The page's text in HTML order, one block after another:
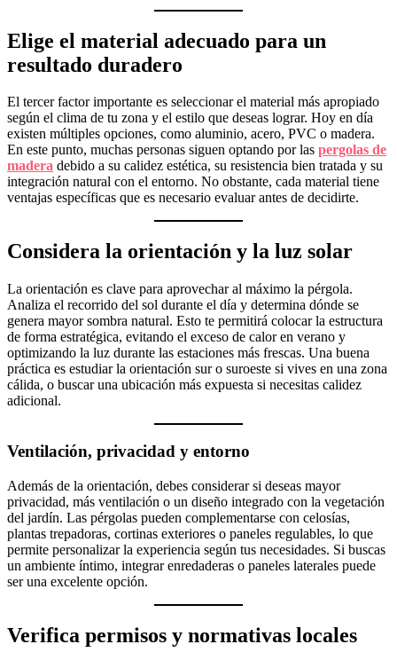
Elige el material adecuado para un
resultado duradero
El tercer factor importante es seleccionar el material más apropiado
según el clima de tu zona y el estilo que deseas lograr. Hoy en día
existen múltiples opciones, como aluminio, acero, PVC o madera.
En este punto, muchas personas siguen optando por las pergolas de
madera debido a su calidez estética, su resistencia bien tratada y su
integración natural con el entorno. No obstante, cada material tiene
ventajas específicas que es necesario evaluar antes de decidirte.
Considera la orientación y la luz solar
La orientación es clave para aprovechar al máximo la pérgola.
Analiza el recorrido del sol durante el día y determina dónde se
genera mayor sombra natural. Esto te permitirá colocar la estructura
de forma estratégica, evitando el exceso de calor en verano y
optimizando la luz durante las estaciones más frescas. Una buena
práctica es estudiar la orientación sur o suroeste si vives en una zona
cálida, o buscar una ubicación más expuesta si necesitas calidez
adicional.
Ventilación, privacidad y entorno
Además de la orientación, debes considerar si deseas mayor
privacidad, más ventilación o un diseño integrado con la vegetación
del jardín. Las pérgolas pueden complementarse con celosías,
plantas trepadoras, cortinas exteriores o paneles regulables, lo que
permite personalizar la experiencia según tus necesidades. Si buscas
un ambiente íntimo, integrar enredaderas o paneles laterales puede
ser una excelente opción.
Verifica permisos y normativas locales